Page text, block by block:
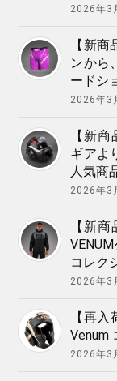
2026年3
【新
ンから
ードシ
2026年3
【新
ギアよ
人気商
2026年3
【新
コレク
2026年3
【再
Venum
2026年3